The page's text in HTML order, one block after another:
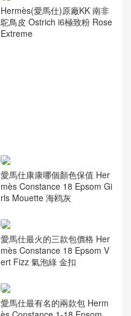
Hermès(愛馬仕)原廠KK 南非
鴕鳥皮 Ostrich i6極致粉 Rose
Extreme
愛馬仕康康哪個顏色保值 Her
mès Constance 18 Epsom Gi
rls Mouette 海鸥灰
愛馬仕最火的三款包價格 Her
mès Constance 18 Epsom V
ert Fizz 氣泡綠 金扣
愛馬仕最有名的兩款包 Herm